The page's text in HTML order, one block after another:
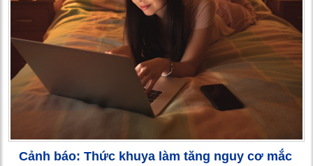
Cảnh báo: Thức khuya làm tăng nguy cơ mắc